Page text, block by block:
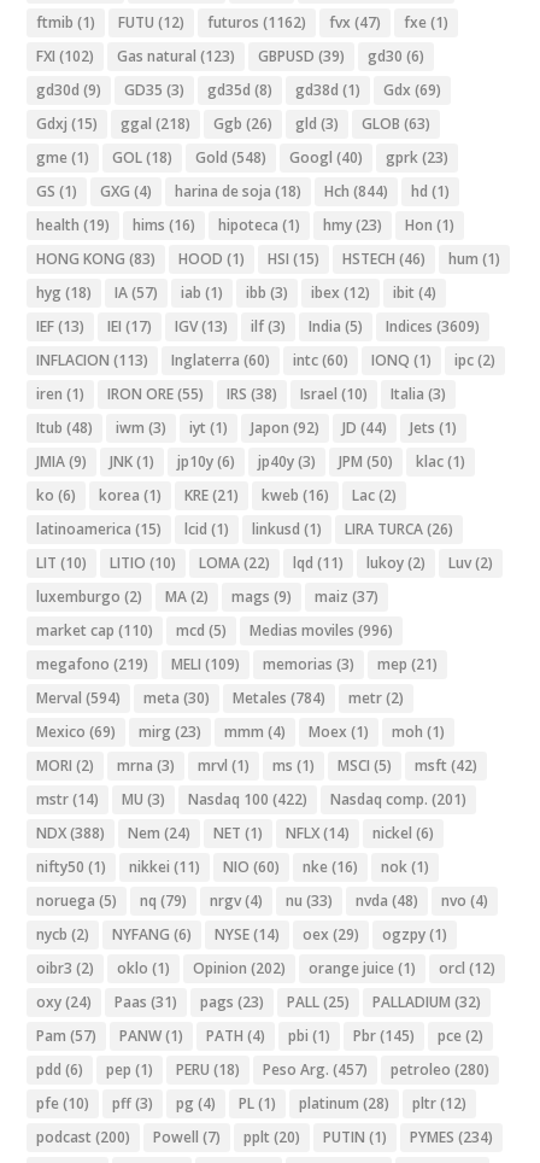
ftmib (1) FUTU (12) futuros (1162) fvx (47) fxe (1)
FXI (102) Gas natural (123) GBPUSD (39) gd30 (6)
gd30d (9) GD35 (3) gd35d (8) gd38d (1) Gdx (69)
Gdxj (15) ggal (218) Ggb (26) gld (3) GLOB (63)
gme (1) GOL(18) Gold (548) Googl (40) gprk(23)
GS (1) GXG (4) harina de soja (18) Hch (844) hd (1)
health (19) hims (16) hipoteca (1) hmy(23) Hon (1)
HONG KONG (83) HOOD (1) HSI (15) HSTECH (46) hum (1)
hyg (18) IA(57) iab (1) ibb (3) ibex (12) ibit (4)
IEF(13) IEI (17) IGV(13) ilf(3) India (5) Indices (3609)
INFLACION (113) Inglaterra (60) intc(60) IONQ (1) ipc(2)
iren (1) IRON ORE(55) IRS (38) Israel (10) Italia (3)
Itub (48) iwm (3) iyt (1) Japon (92) JD (44) Jets (1)
JMIA(9) JNK(1) jp10y(6) jp40y(3) JPM (50) klac(1)
ko (6) korea (1) KRE(21) kweb (16) Lac(2)
latinoamerica (15) lcid (1) linkusd (1) LIRA TURCA(26)
LIT (10) LITIO (10) LOMA(22) lqd (11) lukoy(2) Luv(2)
luxemburgo (2) MA(2) mags (9) maiz (37)
market cap (110) mcd (5) Medias moviles (996)
megafono (219) MELI (109) memorias (3) mep (21)
Merval (594) meta (30) Metales (784) metr(2)
Mexico (69) mirg (23) mmm (4) Moex (1) moh (1)
MORI (2) mrna (3) mrvl (1) ms (1) MSCI (5) msft (42)
mstr(14) MU (3) Nasdaq 100 (422) Nasdaq comp. (201)
NDX(388) Nem (24) NET (1) NFLX(14) nickel (6)
nifty50 (1) nikkei (11) NIO (60) nke (16) nok(1)
noruega (5) nq (79) nrgv(4) nu (33) nvda (48) nvo (4)
nycb (2) NYFANG (6) NYSE(14) oex (29) ogzpy(1)
oibr3 (2) oklo (1) Opinion (202) orange juice (1) orcl (12)
oxy(24) Paas (31) pags (23) PALL(25) PALLADIUM (32)
Pam (57) PANW(1) PATH (4) pbi (1) Pbr(145) pce (2)
pdd (6) pep (1) PERU (18) Peso Arg. (457) petroleo (280)
pfe (10) pff(3) pg (4) PL(1) platinum (28) pltr(12)
podcast (200) Powell (7) pplt (20) PUTIN (1) PYMES (234)